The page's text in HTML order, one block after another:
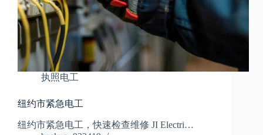
执照电工
纽约市紧急电工
纽约市紧急电工，快速检查维修 JI Electri…